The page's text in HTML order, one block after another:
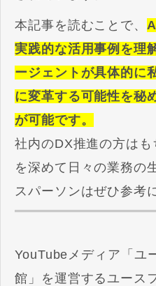
本記事を読むことで、
実践的な活用事例を理
ージェントが具体的に
に変革する可能性を秘
が可能です。
社内のDX推進の方は
を深めて日々の業務の
スパーソンはぜひ参考
YouTubeメディア「ユ
館」を運営するユース